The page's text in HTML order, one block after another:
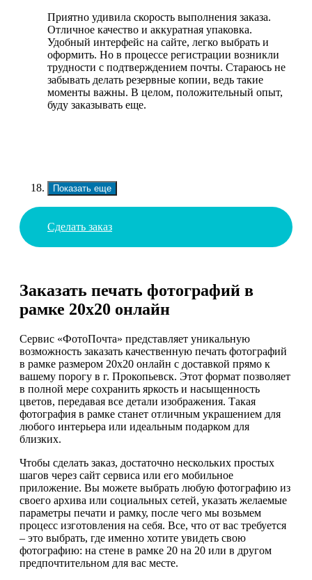
Приятно удивила скорость выполнения заказа.
Отличное качество и аккуратная упаковка.
Удобный интерфейс на сайте, легко выбрать и
оформить. Но в процессе регистрации возникли
трудности с подтверждением почты. Стараюсь не
забывать делать резервные копии, ведь такие
моменты важны. В целом, положительный опыт,
буду заказывать еще.
Показать еще
Сделать заказ
Заказать печать фотографий в
рамке 20х20 онлайн
Сервис «ФотоПочта» представляет уникальную
возможность заказать качественную печать фотографий
в рамке размером 20х20 онлайн с доставкой прямо к
вашему порогу в г. Прокопьевск. Этот формат позволяет
в полной мере сохранить яркость и насыщенность
цветов, передавая все детали изображения. Такая
фотография в рамке станет отличным украшением для
любого интерьера или идеальным подарком для
близких.
Чтобы сделать заказ, достаточно нескольких простых
шагов через сайт сервиса или его мобильное
приложение. Вы можете выбрать любую фотографию из
своего архива или социальных сетей, указать желаемые
параметры печати и рамку, после чего мы возьмем
процесс изготовления на себя. Все, что от вас требуется
– это выбрать, где именно хотите увидеть свою
фотографию: на стене в рамке 20 на 20 или в другом
предпочтительном для вас месте.